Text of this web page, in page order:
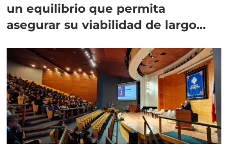
un equilibrio que permita
asegurar su viabilidad de largo